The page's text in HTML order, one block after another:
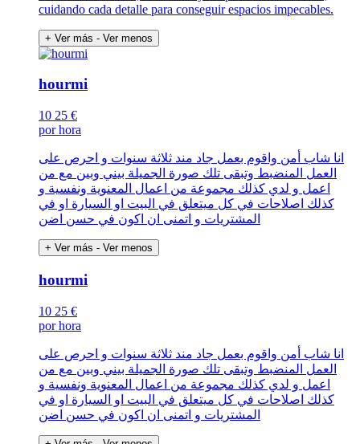
cuidando cada detalle para conseguir espacios impecables.
+ Ver más - Ver menos
hourmi
10 25 €
por hora
انا شاب أمن واقوم بعمل جاد مند ثلاثة سنوات و احرص على
العمل المنضبط وتبقى تلك صورة الجميلة بيني وبين مع من
اعمل و لدي كذلك مجموعة من اعمال المعنوية ونفسية و
كذلك اصلاحات في كل ميتعلق في البيت او السيارة او في
المشتريات و اتمنى ان اكون في حسن اضن
+ Ver más - Ver menos
hourmi
10 25 €
por hora
انا شاب أمن واقوم بعمل جاد مند ثلاثة سنوات و احرص على
العمل المنضبط وتبقى تلك صورة الجميلة بيني وبين مع من
اعمل و لدي كذلك مجموعة من اعمال المعنوية ونفسية و
كذلك اصلاحات في كل ميتعلق في البيت او السيارة او في
المشتريات و اتمنى ان اكون في حسن اضن